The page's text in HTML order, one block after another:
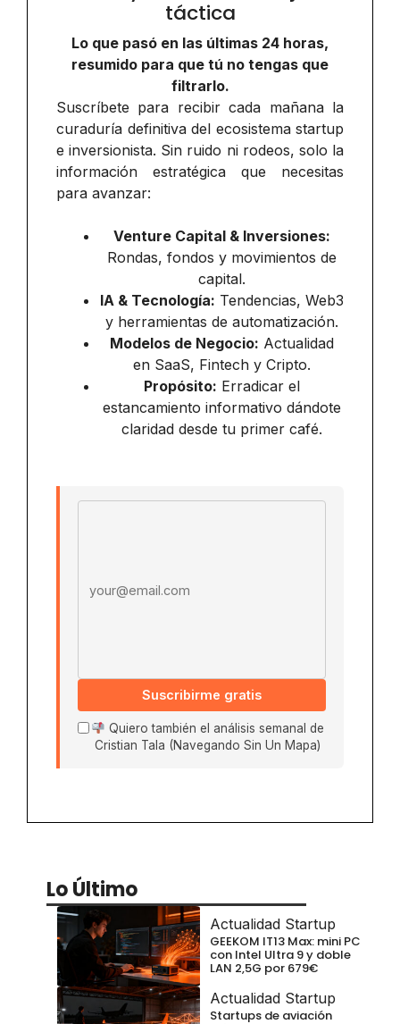
táctica
Lo que pasó en las últimas 24 horas,
resumido para que tú no tengas que
filtrarlo.
Suscríbete para recibir cada mañana la
curaduría definitiva del ecosistema startup
e inversionista. Sin ruido ni rodeos, solo la
información estratégica que necesitas
para avanzar:
Venture Capital & Inversiones:
Rondas, fondos y movimientos de
capital.
IA & Tecnología: Tendencias, Web3
y herramientas de automatización.
Modelos de Negocio: Actualidad
en SaaS, Fintech y Cripto.
Propósito: Erradicar el
estancamiento informativo dándote
claridad desde tu primer café.
Suscribirme gratis
Quiero también el análisis semanal de
Cristian Tala (Navegando Sin Un Mapa)
Lo Último
Actualidad Startup
GEEKOM IT13 Max: mini PC
con Intel Ultra 9 y doble
LAN 2,5G por 679€
Actualidad Startup
Startups de aviación